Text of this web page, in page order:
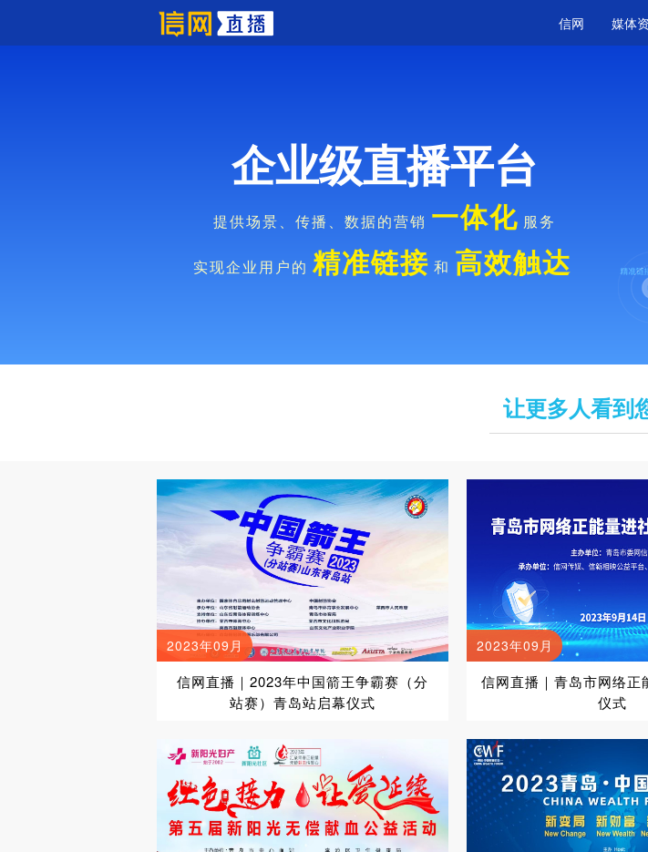
信网 媒体
企业级直播平台
提供场景、传播、数据的营销 一体化 服务
实现企业用户的 精准链接 和 高效触达
让更多人看到
2023年09月
信网直播｜2023年中国箭王争霸赛（分
站赛）青岛站启幕仪式
2023年09月
信网直播｜青岛市网络正
仪式